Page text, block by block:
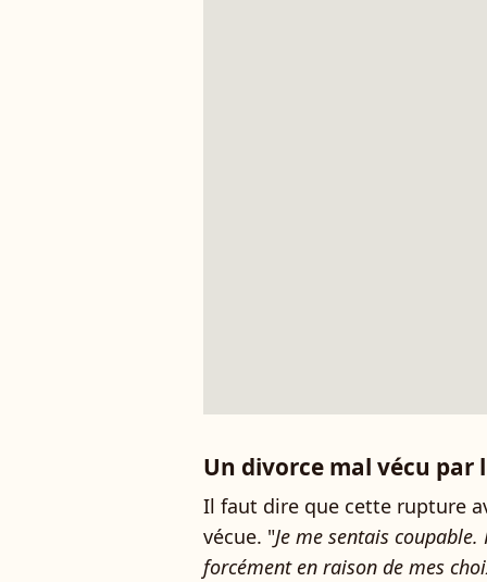
Un divorce mal vécu
Il faut dire que cette rupture
vécue. "Je me sentais
forcément en raison de mes